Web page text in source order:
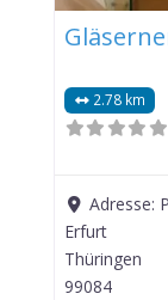
2.78 km
Adresse:
Erfurt
Thüringen
99084